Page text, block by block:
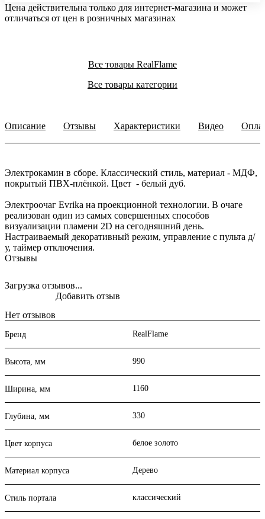
Цена действительна только для интернет-магазина и может
отличаться от цен в розничных магазинах
Все товары RealFlame
Все товары категории
Описание Отзывы Характеристики Видео
Электрокамин в сборе. Классический стиль, материал - МДФ,
покрытый ПВХ-плёнкой. Цвет - белый дуб.
Электроочаг Evrika на проекционной технологии. В очаге
реализован один из самых совершенных способов
визуализации пламени 2D на сегодняшний день.
Настраиваемый декоративный режим, управление с пульта д/
у, таймер отключения.
Отзывы
Загрузка отзывов...
Нет отзывов
Добавить отзыв
Бренд RealFlame
Высота, мм 990
Ширина, мм 1160
Глубина, мм 330
Цвет корпуса белое золото
Материал корпуса Дерево
Стиль портала классический